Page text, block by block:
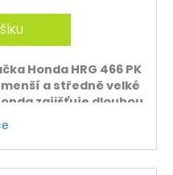
Honda HRG 466 PK
a středně velké
zajišťuje dlouhou
výkon.
a zprovozníme.